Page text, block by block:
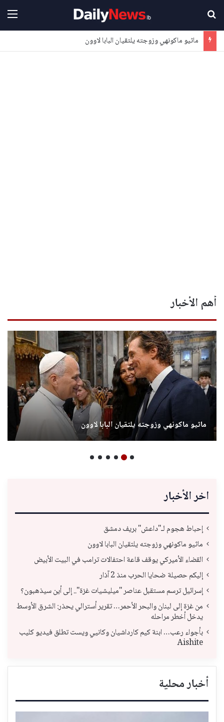
ماثيو ماكونهي وزوجته يلتقيان البابا لاوون
أهم الأخبار
ماثيو ماكونهي وزوجته يلتقيان البابا لاوون
اخر الأخبار
إحباط هجوم لـ"داعش" بريف دمشق
ماثيو ماكونهي وزوجته يلتقيان البابا لاوون
القضاء الأميركي يوقف قاعة احتفالات ترامب في البيت الأبيض
إليكم حصيلة ضحايا الحرب منذ 2 آذار
إسرائيل ترسم مستقبل عناصر "ميليشيات غزة".. إلى أين سيذهبون؟
من غزة إلى لبنان والبحر الأحمر… تقرير أسترالي يحذر: الشرق الأوسط
يدخل أخطر مراحله
بأجواء رعب… ابنة كيم كارداشيان وكانيي ويست تطلق فيديو كليب
Aishite
أخبار محلية